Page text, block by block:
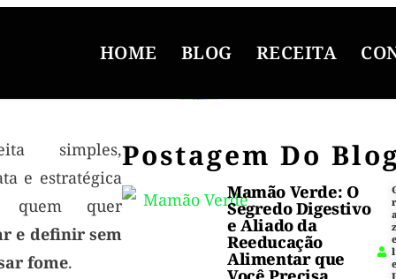
HOME BLOG RECEITA
simples,
e estratégica
quem quer
e definir sem
fome.
Postagem Do
Mamão Verde: O
Segredo Digestivo
e Aliado da
Reeducação
Alimentar que
r
l